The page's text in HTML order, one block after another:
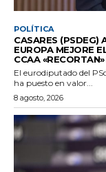
POLÍTICA
CASARES (PSDEG)
EUROPA MEJORE
CCAA
El eurodiputado del
ha puesto en valor...
8 agosto, 2026